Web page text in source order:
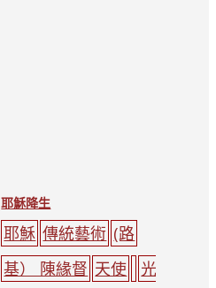
耶穌降生
耶穌 傳統藝術 (路
基） 陳緣督 天使
光